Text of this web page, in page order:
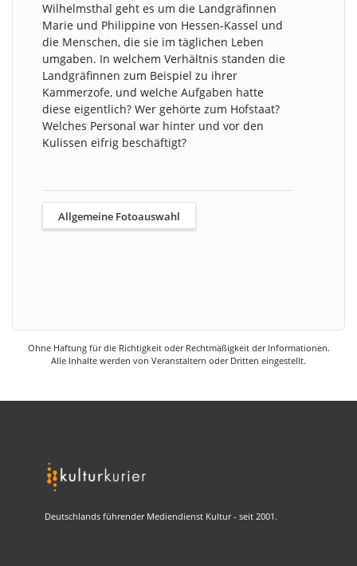
Wilhelmsthal geht es um die Landgräfinnen
Marie und Philippine von Hessen-Kassel und
die Menschen, die sie im täglichen Leben
umgaben. In welchem Verhältnis standen die
Landgräfinnen zum Beispiel zu ihrer
Kammerzofe, und welche Aufgaben hatte
diese eigentlich? Wer gehörte zum Hofstaat?
Welches Personal war hinter und vor den
Kulissen eifrig beschäftigt?
Allgemeine Fotoauswahl
Ohne Haftung für die Richtigkeit oder Rechtmäßigkeit der Informationen.
Alle Inhalte werden von Veranstaltern oder Dritten eingestellt.
Deutschlands führender Mediendienst Kultur - seit 2001.